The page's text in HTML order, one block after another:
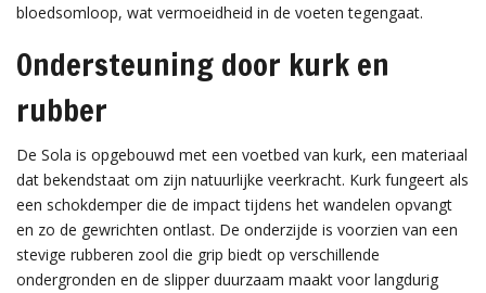
bloedsomloop, wat vermoeidheid in de voeten tegengaat.
Ondersteuning door kurk en
rubber
De Sola is opgebouwd met een voetbed van kurk, een materiaal
dat bekendstaat om zijn natuurlijke veerkracht. Kurk fungeert als
een schokdemper die de impact tijdens het wandelen opvangt
en zo de gewrichten ontlast. De onderzijde is voorzien van een
stevige rubberen zool die grip biedt op verschillende
ondergronden en de slipper duurzaam maakt voor langdurig